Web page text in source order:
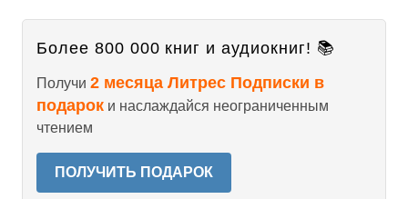
Более 800 000 книг и аудиокниг! 📚
Получи 2 месяца Литрес Подписки в
подарок и наслаждайся неограниченным
чтением
ПОЛУЧИТЬ ПОДАРОК